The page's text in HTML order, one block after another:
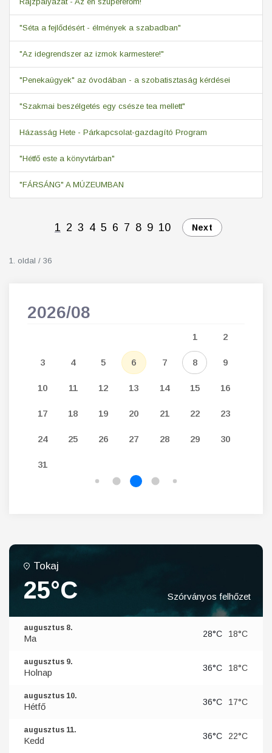
"Séta a fejlődésért - élmények a szabadban"
"Az idegrendszer az izmok karmestere!"
"Penekaügyek" az óvodában - a szobatisztaság kérdései
"Szakmai beszélgetés egy csésze tea mellett"
Házasság Hete - Párkapcsolat-gazdagító Program
"Hétfő este a könyvtárban"
"FÁRSÁNG" A MÚZEUMBAN
1 2 3 4 5 6 7 8 9 10 Next
1. oldal / 36
2026/08
1 2
3 4 5 6 7 8 9
10 11 12 13 14 15 16
17 18 19 20 21 22 23
24 25 26 27 28 29 30
31
Tokaj
25°C Szórványos felhőzet
augusztus 8.
Ma 28°C 18°C
augusztus 9.
Holnap 36°C 18°C
augusztus 10.
Hétfő 36°C 17°C
augusztus 11.
Kedd 36°C 22°C